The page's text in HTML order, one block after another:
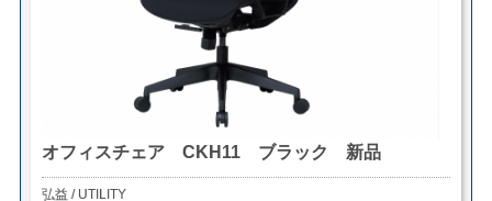
オフィスチェア CKH11 ブラック 新品
弘益 / UTILITY